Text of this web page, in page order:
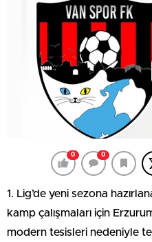
0 0
1. Lig’de yeni sezona
kamp çalışmaları için
modern tesisleri nedeniyle